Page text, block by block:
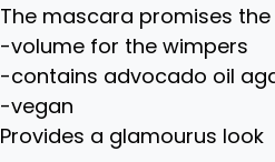
The mascara promises
-volume for the wimpers
-contains advocado oil
-vegan
Provides a glamourus look